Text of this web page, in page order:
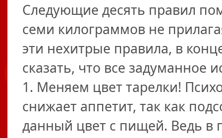
Следующие десять правил
семи килограммов не
эти нехитрые правила, в
сказать, что все задуманное
1. Меняем цвет тарелки!
снижает аппетит, так как
данный цвет с пищей. Ведь в